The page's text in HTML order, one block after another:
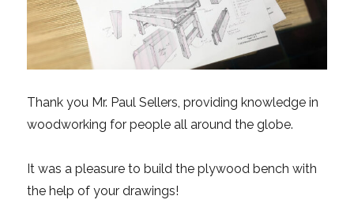
Thank you Mr. Paul Sellers, providing knowledge in
woodworking for people all around the globe.
It was a pleasure to build the plywood bench with
the help of your drawings!